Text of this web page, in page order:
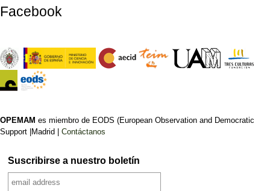
Facebook
OPEMAM es miembro de EODS (European Observation and Democratic
Support |Madrid | Contáctanos
Suscribirse a nuestro boletín